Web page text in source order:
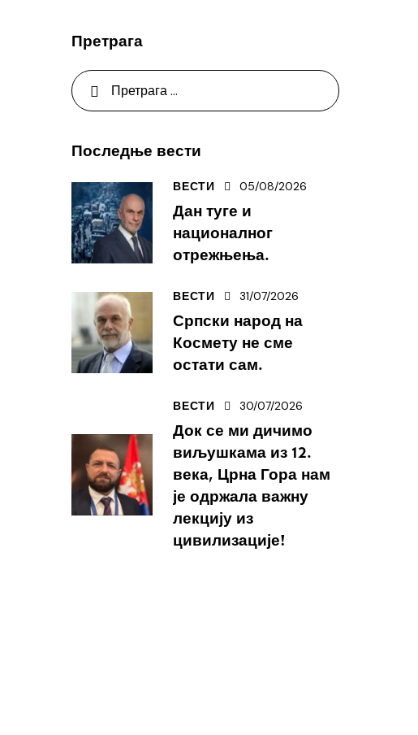
Претрага
Последње вести
ВЕСТИ 05/08/2026
Дан туге и
националног
отрежњења.
ВЕСТИ 31/07/2026
Српски народ на
Космету не сме
остати сам.
ВЕСТИ 30/07/2026
Док се ми дичимо
виљушкама из 12.
века, Црна Гора нам
је одржала важну
лекцију из
цивилизације!